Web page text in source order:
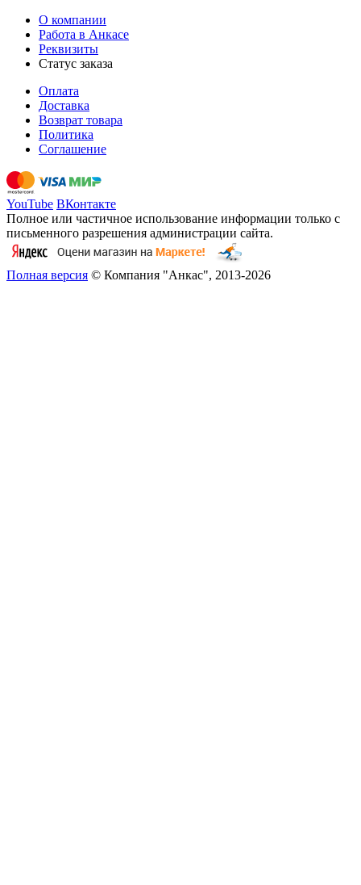
О компании
Работа в Анкасе
Реквизиты
Статус заказа
Оплата
Доставка
Возврат товара
Политика
Соглашение
YouTube ВКонтакте
Полное или частичное использование информации только с
письменного разрешения администрации сайта.
Полная версия © Компания "Анкас", 2013-2026